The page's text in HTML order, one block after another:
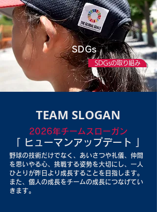
SDGs
SDGsの取り組み
TEAM SLOGAN
2026年チームスローガン
「 ヒューマンアップデート 」
​野球の技術だけでなく、あいさつや礼儀、仲間
を思いやる心、挑戦する姿勢を大切にし、一人
ひとりが昨日より成長することを目指します。
また、個人の成長をチームの成長につなげてい
きます。